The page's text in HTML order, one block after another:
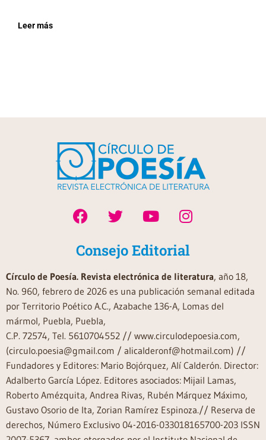
Leer más
Consejo Editorial
Círculo de Poesía. Revista electrónica de literatura, año 18,
No. 960, febrero de 2026 es una publicación semanal editada
por Territorio Poético A.C., Azabache 136-A, Lomas del
mármol, Puebla, Puebla,
C.P. 72574, Tel. 5610704552 // www.circulodepoesia.com,
(circulo.poesia@gmail.com / alicalderonf@hotmail.com) //
Fundadores y Editores: Mario Bojórquez, Alí Calderón. Director:
Adalberto García López. Editores asociados: Mijail Lamas,
Roberto Amézquita, Andrea Rivas, Rubén Márquez Máximo,
Gustavo Osorio de Ita, Zorian Ramírez Espinoza.// Reserva de
derechos, Número Exclusivo 04-2016-033018165700-203 ISSN